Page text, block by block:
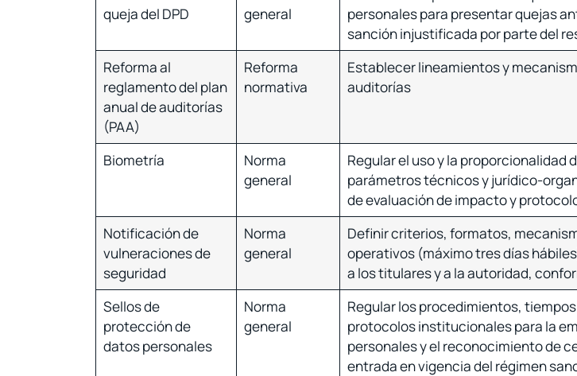
queja del DPD
general
personales para presentar quejas
sanción injustificada por parte del
Reforma al
reglamento del plan
anual de auditorías
(PAA)
Reforma
normativa
Establecer lineamientos y
auditorías
Biometría
Norma
general
Regular el uso y la
parámetros técnicos y jurídico-
de evaluación de impacto y
Notificación de
vulneraciones de
seguridad
Norma
general
Definir criterios, formatos,
operativos (máximo tres días
a los titulares y a la autoridad,
Sellos de
protección de
datos personales
Norma
general
Regular los procedimientos,
protocolos institucionales para la
personales y el reconocimiento de
entrada en vigencia del régimen